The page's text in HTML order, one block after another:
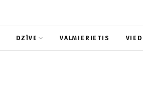
DZĪVE VALMIERIETIS